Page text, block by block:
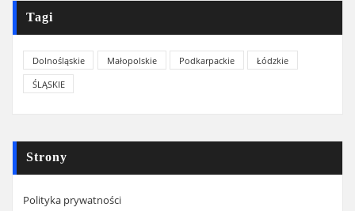
Tagi
Dolnośląskie Małopolskie Podkarpackie
Łódzkie
ŚLĄSKIE
Strony
Polityka prywatności